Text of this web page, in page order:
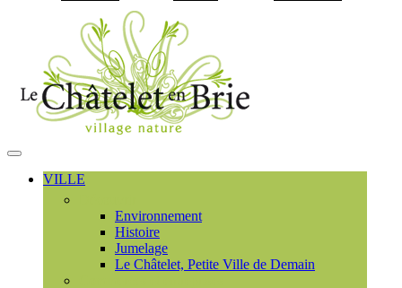
MENU
PRINCIPAL
VILLE
Environnement
Histoire
Jumelage
Le Châtelet, Petite Ville de Demain